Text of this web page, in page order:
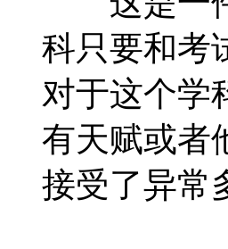
科只要和考
对于这个学
有天赋或者
接受了异常